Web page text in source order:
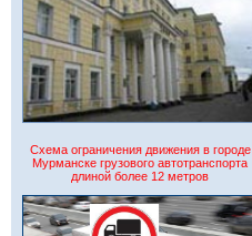
Схема ограничения движения в городе
Мурманске грузового автотранспорта
длиной более 12 метров